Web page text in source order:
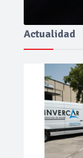
Actualidad